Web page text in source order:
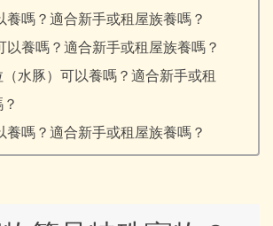
養嗎？適合新手或租屋族養嗎？
以養嗎？適合新手或租屋族養嗎？
水豚）可以養嗎？適合新手或租
養嗎？適合新手或租屋族養嗎？